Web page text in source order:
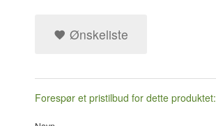
Ønskeliste
Forespør et pristilbud for dette produktet: